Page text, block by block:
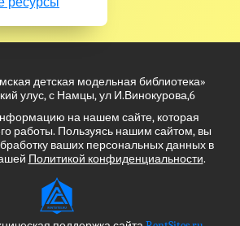
детская модельная библиотека»
улус, с Намцы, ул И.Винокурова,6
на нашем сайте, которая
работы. Пользуясь нашим сайтом, вы
ваших персональных данных в
Политикой конфиденциальности.